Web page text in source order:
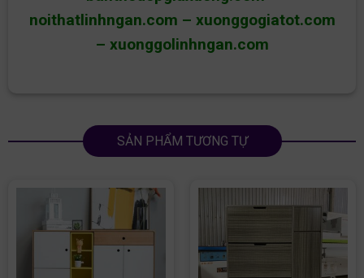
noithatlinhngan.com – xuonggogiatot.com
– xuonggolinhngan.com
SẢN PHẨM TƯƠNG TỰ